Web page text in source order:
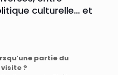
culturelle… et
partie du
?